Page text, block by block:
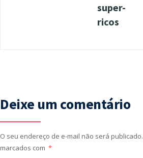
super-
ricos
Deixe um comentário
O seu endereço de e-mail não será publicado.
marcados com *